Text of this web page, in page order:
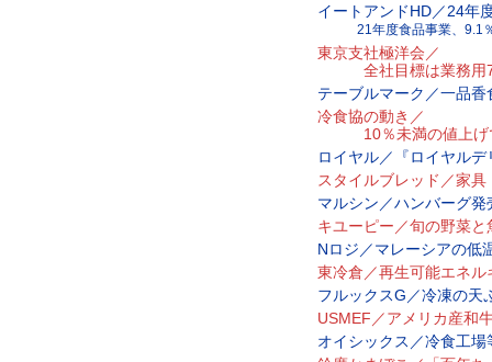
イートアンドHD／24年
21年度食品事業、9.1％
東京支社極洋会／
全社目標は業務用
テーブルマーク／一品
冷食協の動き／
10％未満の値上げで
ロイヤル／『ロイヤル
スタイルブレッド／家
マルシン／ハンバーグ
キユーピー／旬の野菜
Nロジ／マレーシアの低
東冷倉／再生可能エネル
フルックスG／冷凍の天
USMEF／アメリカ産和
オイシックス／冷食工